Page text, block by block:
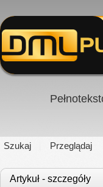
Szukaj Przeglądaj
Artykuł - szczegóły